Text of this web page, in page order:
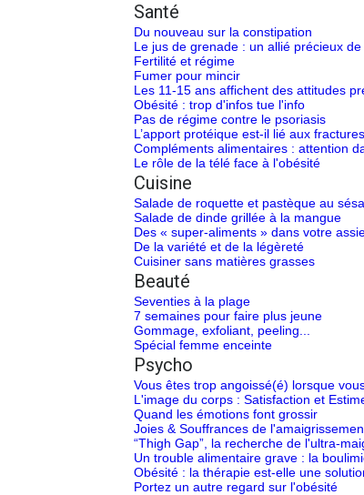
Santé
Du nouveau sur la constipation
Le jus de grenade : un allié précieux
Fertilité et régime
Fumer pour mincir
Les 11-15 ans affichent des attitudes
Obésité : trop d'infos tue l'info
Pas de régime contre le psoriasis
L’apport protéique est-il lié aux
Compléments alimentaires : attention
Le rôle de la télé face à l'obésité
Cuisine
Salade de roquette et pastèque au
Salade de dinde grillée à la mangue
Des « super-aliments » dans votre
De la variété et de la légèreté
Cuisiner sans matières grasses
Beauté
Seventies à la plage
7 semaines pour faire plus jeune
Gommage, exfoliant, peeling...
Spécial femme enceinte
Psycho
Vous êtes trop angoissé(é) lorsque
L'image du corps : Satisfaction et
Quand les émotions font grossir
Joies & Souffrances de
“Thigh Gap”, la recherche de l'ultra-
Un trouble alimentaire grave : la
Obésité : la thérapie est-elle une
Portez un autre regard sur l'obésité